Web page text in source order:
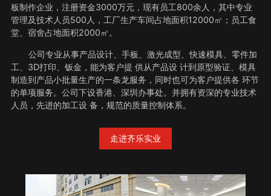
板制作企业，注册资金3000万元，现有员工800余人，其中专业
管理及技术人员500人，工厂生产车间占地面积12000㎡；员工食
堂、宿舍占地面积2000㎡。
公司专业从事产品设计、手板、激光成型、快速模具、零件加
工、3D打印、钣金，能为客户提 供从产品设 计到原型验证、模具
制造到产品小批量生产的一条龙服务，同时也可为客户提供各 环节
的单项服务。公司下设香港、深圳办事处。并拥有资深的专业技术
人员，先进的加工设 备，规范的质量控制体系。
走进齐乐实业